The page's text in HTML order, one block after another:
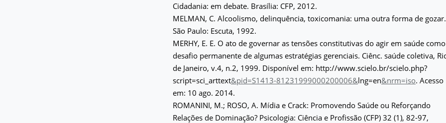
Cidadania: em debate. Brasília: CFP, 2012.
MELMAN, C. Alcoolismo, delinquência, toxicomania: uma outra forma de gozar.
São Paulo: Escuta, 1992.
MERHY, E. E. O ato de governar as tensões constitutivas do agir em saúde como
desafio permanente de algumas estratégias gerenciais. Ciênc. saúde coletiva,
de Janeiro, v.4, n.2, 1999. Disponível em: http://www.scielo.br/scielo.php?
script=sci_arttext&pid=S1413-81231999000200006&lng=en&nrm=iso. Acesso
em: 10 ago. 2014.
ROMANINI, M.; ROSO, A. Mídia e Crack: Promovendo Saúde ou Reforçando
Relações de Dominação? Psicologia: Ciência e Profissão (CFP) 32 (1), 82-97,